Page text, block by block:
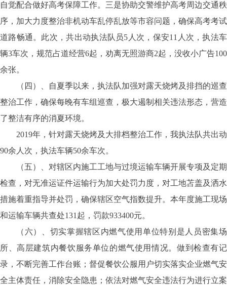
自觉配合做好高考保障工作。三是协助交警维护高考周边交通秩
序，加大力度整治非机动车乱停乱放等市容问题，确保高考考试
道路畅通。此次，共出动执法队员5人次，保安11人次，执法车
辆3车次，规范占道经营6起，劝离无照游商2起，没收小广告100
余张。
（四）、自夏季以来，执法队加强对露天烧烤及排挡的巡查
整治工作，确保每晚有车组巡查，极大遏制相关违法形态，营造
了整洁有序的消夏环境。
2019年，针对露天烧烤及大排档整治工作，我执法队共出动
90余人次，执法车辆50余车次。
（五）、对辖区内施工工地与过境运输车辆开展专项及定期
检查，对无准运证件运输行为加大处罚力度，对工地苫盖及洒水
措施着重指导并处罚，确保辖区空气指数提升。本年度施工现场
和运输车辆共查处131起，罚款933400元。
（六）、切实掌握辖区内燃气使用单位特别是人员密集场
所、高层建筑内餐饮服务单位的燃气使用情况。做到检查有记
录，不断完善工作台账；督促餐饮公服用户切实落实企业燃气安
全主体责任，消除安全隐患；依法对燃气安全违法行为进行立案